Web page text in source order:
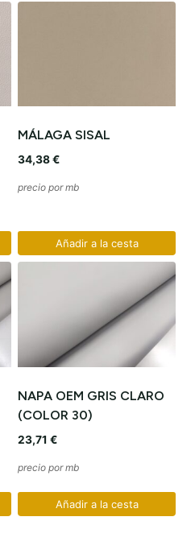
MÁLAGA SISAL
34,38€
precio por mb
Añadir a la cesta
NAPA OEM GRIS CLARO
(COLOR 30)
23,71 €
precio por mb
Añadir a la cesta